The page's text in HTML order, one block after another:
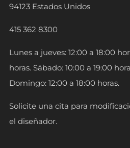
94123 Estados Unidos
415 362 8300
Lunes a jueves: 12:00 a 18:00
horas. Sábado: 10:00 a 19:00
Domingo: 12:00 a 18:00 horas.
Solicite una cita para
el diseñador.